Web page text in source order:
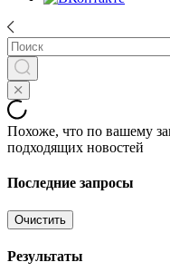
Похоже, что по вашему
подходящих новостей
Последние запросы
Очистить
Результаты